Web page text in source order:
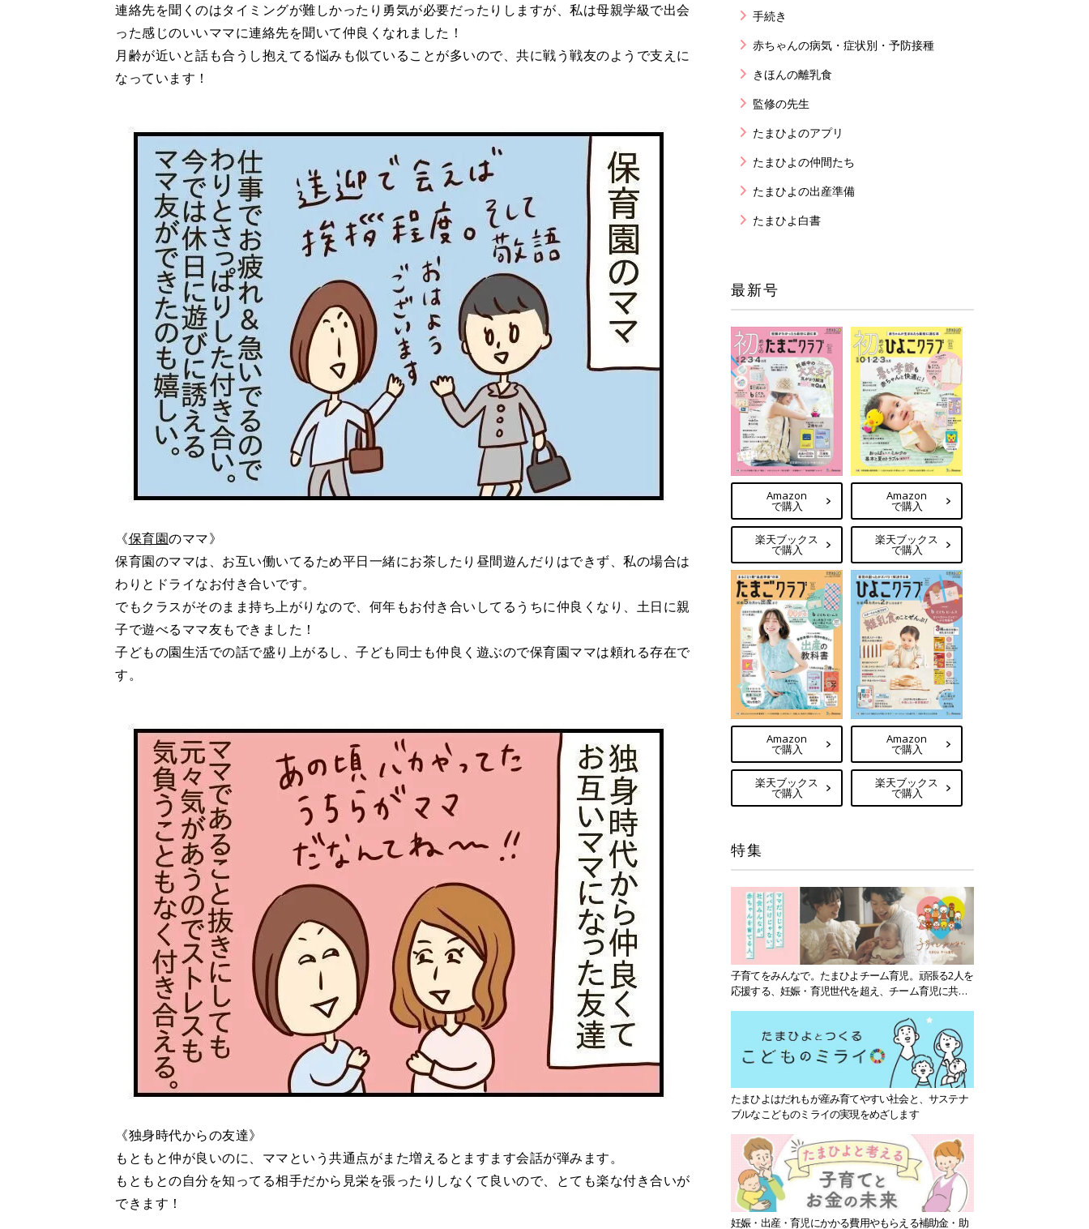
連絡先を聞くのはタイミングが難しかったり勇気が必要だったりしますが、私は母親学級で出会
った感じのいいママに連絡先を聞いて仲良くなれました！
月齢が近いと話も合うし抱えてる悩みも似ていることが多いので、共に戦う戦友のようで支えに
なっています！
《保育園のママ》
保育園のママは、お互い働いてるため平日一緒にお茶したり昼間遊んだりはできず、私の場合は
わりとドライなお付き合いです。
でもクラスがそのまま持ち上がりなので、何年もお付き合いしてるうちに仲良くなり、土日に親
子で遊べるママ友もできました！
子どもの園生活での話で盛り上がるし、子ども同士も仲良く遊ぶので保育園ママは頼れる存在で
す。
《独身時代からの友達》
もともと仲が良いのに、ママという共通点がまた増えるとますます会話が弾みます。
もともとの自分を知ってる相手だから見栄を張ったりしなくて良いので、とても楽な付き合いが
できます！
手続き
赤ちゃんの病気・症状別・予防接種
きほんの離乳食
監修の先生
たまひよのアプリ
たまひよの仲間たち
たまひよの出産準備
たまひよ白書
最新号
Amazon
で購入
楽天ブックス
で購入
Amazon
で購入
楽天ブックス
で購入
Amazon
で購入
楽天ブックス
で購入
Amazon
で購入
楽天ブックス
で購入
特集
子育てをみんなで。たまひよチーム育児。頑張る2人を
応援する、妊娠・育児世代を超え、チーム育児に共感
たまひよはだれもが産み育てやすい社会と、サステナ
ブルなこどものミライの実現をめざします
妊娠・出産・育児にかかる費用やもらえる補助金・助